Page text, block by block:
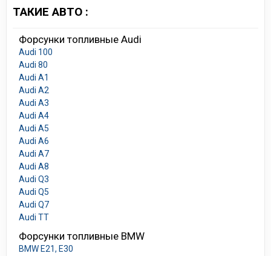
ТАКИЕ АВТО :
Форсунки топливные Audi
Audi 100
Audi 80
Audi A1
Audi A2
Audi A3
Audi A4
Audi A5
Audi A6
Audi A7
Audi A8
Audi Q3
Audi Q5
Audi Q7
Audi TT
Форсунки топливные BMW
BMW E21, E30